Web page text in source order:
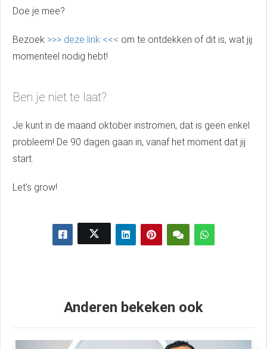
Doe je mee?
Bezoek >>> deze link <<< om te ontdekken of dit is, wat jij
momenteel nodig hebt!
Ben je niet te laat?
Je kunt in de maand oktober instromen, dat is geen enkel
probleem! De 90 dagen gaan in, vanaf het moment dat jij
start.
Let's grow!
Anderen bekeken ook